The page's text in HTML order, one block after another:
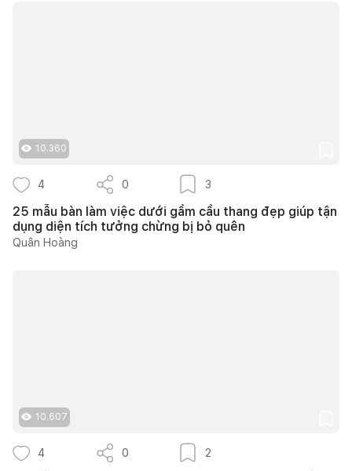
10.360
4 0 3
25 mẫu bàn làm việc dưới gầm cầu thang đẹp giúp tận
dụng diện tích tưởng chừng bị bỏ quên
Quân Hoàng
10.607
4 0 2